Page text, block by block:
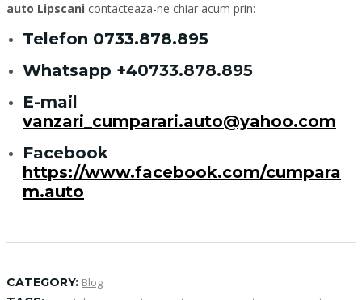
auto Lipscani contacteaza-ne chiar acum prin:
Telefon 0733.878.895
Whatsapp +40733.878.895
E-mail
vanzari_cumparari.auto@yahoo.com
Facebook
https://www.facebook.com/cumpara
m.auto
CATEGORY: Blog